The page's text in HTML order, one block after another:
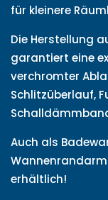
für kleinere
Die Herstellung
garantiert eine
verchromter
Schlitzüberlauf,
Auch als
erhältlich!